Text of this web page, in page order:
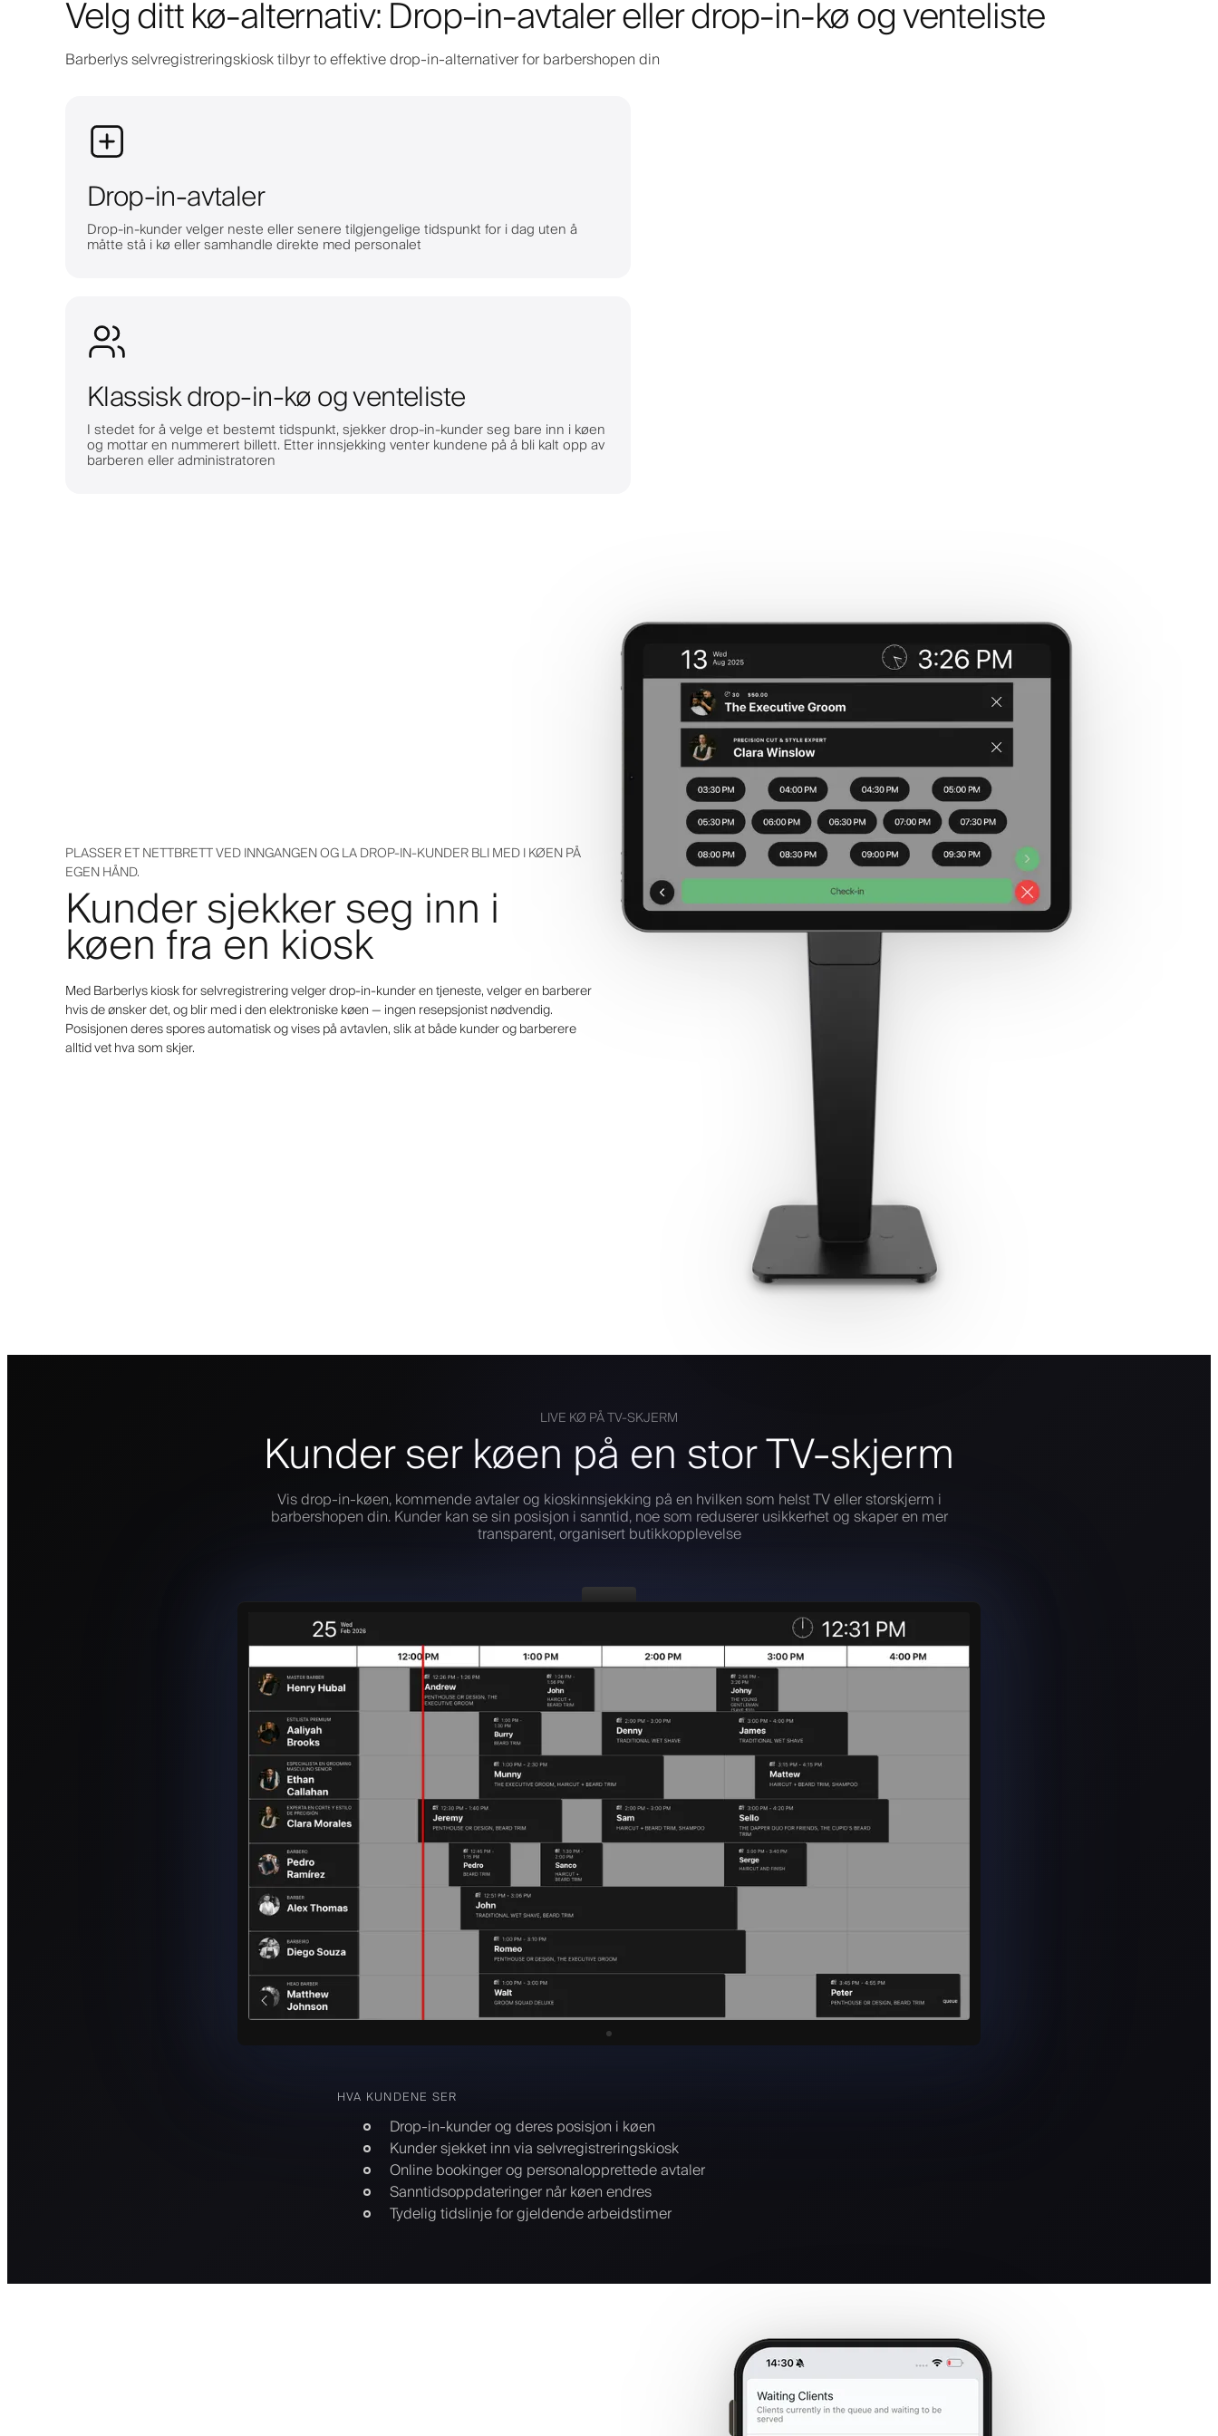
Velg ditt kø-alternativ: Drop-in-avtaler eller drop-in-kø og venteliste
Barberlys selvregistreringskiosk tilbyr to effektive drop-in-alternativer for barbershopen din
Drop-in-avtaler
Drop-in-kunder velger neste eller senere tilgjengelige tidspunkt for i dag uten å
måtte stå i kø eller samhandle direkte med personalet
Klassisk drop-in-kø og venteliste
I stedet for å velge et bestemt tidspunkt, sjekker drop-in-kunder seg bare inn i køen
og mottar en nummerert billett. Etter innsjekking venter kundene på å bli kalt opp av
barberen eller administratoren
PLASSER ET NETTBRETT VED INNGANGEN OG LA DROP-IN-KUNDER BLI MED I KØEN PÅ
EGEN HÅND.
Kunder sjekker seg inn i
køen fra en kiosk
Med Barberlys kiosk for selvregistrering velger drop-in-kunder en tjeneste, velger en barberer
hvis de ønsker det, og blir med i den elektroniske køen — ingen resepsjonist nødvendig.
Posisjonen deres spores automatisk og vises på avtavlen, slik at både kunder og barberere
alltid vet hva som skjer.
LIVE KØ PÅ TV-SKJERM
Kunder ser køen på en stor TV-skjerm
Vis drop-in-køen, kommende avtaler og kioskinnsjekking på en hvilken som helst TV eller storskjerm i
barbershopen din. Kunder kan se sin posisjon i sanntid, noe som reduserer usikkerhet og skaper en mer
transparent, organisert butikkopplevelse
HVA KUNDENE SER
Drop-in-kunder og deres posisjon i køen
Kunder sjekket inn via selvregistreringskiosk
Online bookinger og personalopprettede avtaler
Sanntidsoppdateringer når køen endres
Tydelig tidslinje for gjeldende arbeidstimer